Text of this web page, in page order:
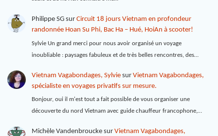
Philippe SGsur Circuit 18 jours Vietnam en profondeur
randonnée Hoan Su Phi, Bac Ha – Hué, HoiAn à scooter!
Sylvie Un grand merci pour nous avoir organisé un voyage
inoubliable : paysages fabuleux et de très belles rencontres, des…
Vietnam Vagabondages, Sylviesur Vietnam Vagabondages,
spécialiste en voyages privatifs sur mesure.
Bonjour, oui il m'est tout a fait possible de vous organiser une
découverte du nord Vietnam avec guide chauffeur francophone,…
Michèle Vandenbrouckesur Vietnam Vagabondages,